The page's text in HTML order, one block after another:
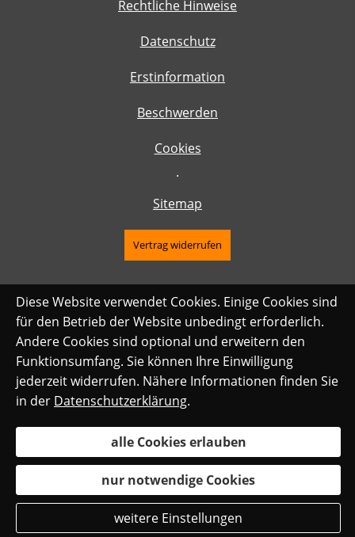
Rechtliche Hinweise
Datenschutz
Erstinformation
Beschwerden
Cookies
·
Sitemap
Vertrag widerrufen
Diese Website verwendet Cookies. Einige Cookies sind
für den Betrieb der Website unbedingt erforderlich.
Andere Cookies sind optional und erweitern den
Funktionsumfang. Sie können Ihre Einwilligung
jederzeit widerrufen. Nähere Informationen finden Sie
in der Datenschutzerklärung.
alle Cookies erlauben
nur notwendige Cookies
weitere Einstellungen